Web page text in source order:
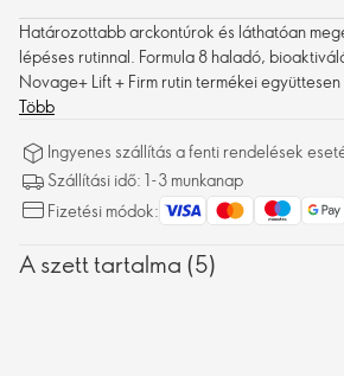
Határozottabb arckontúrok és láthatóan
lépéses rutinnal. Formula 8 haladó,
Novage+ Lift + Firm rutin termékei
hatékonyságukat, a megereszkedett bőrre
Rendszeres használattal az arckontúr
és határozottabbnak látszik – látható
Több
Ingyenes szállítás a fenti rendelések
Szállítási idő: 1-3 munkanap
Fizetési módok:
A szett tartalma (5)